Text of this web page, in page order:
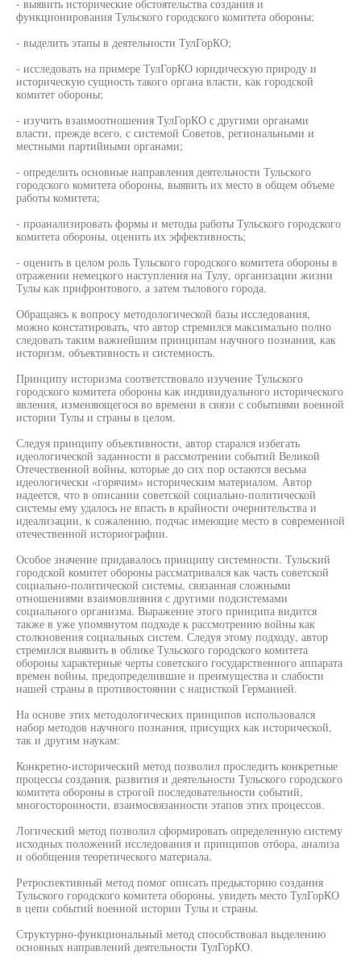
- выявить исторические обстоятельства создания и
функционирования Тульского городского комитета обороны;
- выделить этапы в деятельности ТулГорКО;
- исследовать на примере ТулГорКО юридическую природу и
историческую сущность такого органа власти, как городской
комитет обороны;
- изучить взаимоотношения ТулГорКО с другими органами
власти, прежде всего, с системой Советов, региональными и
местными партийными органами;
- определить основные направления деятельности Тульского
городского комитета обороны, выявить их место в общем объеме
работы комитета;
- проанализировать формы и методы работы Тульского городского
комитета обороны, оценить их эффективность;
- оценить в целом роль Тульского городского комитета обороны в
отражении немецкого наступления на Тулу, организации жизни
Тулы как прифронтового, а затем тылового города.
Обращаясь к вопросу методологической базы исследования,
можно констатировать, что автор стремился максимально полно
следовать таким важнейшим принципам научного познания, как
историзм, объективность и системность.
Принципу историзма соответствовало изучение Тульского
городского комитета обороны как индивидуального исторического
явления, изменяющегося во времени в связи с событиями военной
истории Тулы и страны в целом.
Следуя принципу объективности, автор старался избегать
идеологической заданности в рассмотрении событий Великой
Отечественной войны, которые до сих пор остаются весьма
идеологически «горячим» историческим материалом. Автор
надеется, что в описании советской социально-политической
системы ему удалось не впасть в крайности очернительства и
идеализации, к сожалению, подчас имеющие место в современной
отечественной историографии.
Особое значение придавалось принципу системности. Тульский
городской комитет обороны рассматривался как часть советской
социально-политической системы, связанная сложными
отношениями взаимовлияния с другими подсистемами
социального организма. Выражение этого принципа видится
также в уже упомянутом подходе к рассмотрению войны как
столкновения социальных систем. Следуя этому подходу, автор
стремился выявить в облике Тульского городского комитета
обороны характерные черты советского государственного аппарата
времен войны, предопределившие и преимущества и слабости
нашей страны в противостоянии с нацисткой Германией.
На основе этих методологических принципов использовался
набор методов научного познания, присущих как исторической,
так и другим наукам:
Конкретно-исторический метод позволил проследить конкретные
процессы создания, развития и деятельности Тульского городского
комитета обороны в строгой последовательности событий,
многосторонности, взаимосвязанности этапов этих процессов.
Логический метод позволил сформировать определенную систему
исходных положений исследования и принципов отбора, анализа
и обобщения теоретического материала.
Ретроспективный метод помог описать предысторию создания
Тульского городского комитета обороны, увидеть место ТулГорКО
в цепи событий военной истории Тулы и страны.
Структурно-функциональный метод способствовал выделению
основных направлений деятельности ТулГорКО.